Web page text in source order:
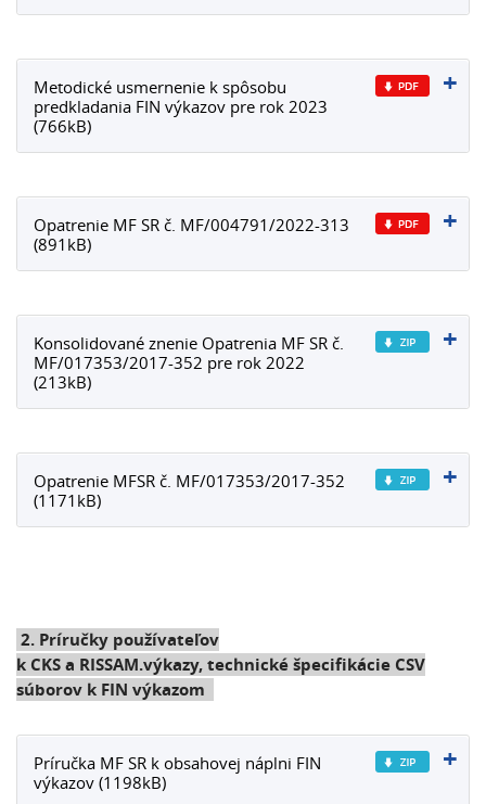
Metodické usmernenie k spôsobu
predkladania FIN výkazov pre rok 2023
(766kB)
Opatrenie MF SR č. MF/004791/2022-313
(891kB)
Konsolidované znenie Opatrenia MF SR č.
MF/017353/2017-352 pre rok 2022
(213kB)
Opatrenie MFSR č. MF/017353/2017-352
(1171kB)
2. Príručky používateľov
k CKS a RISSAM.výkazy, technické špecifikácie CSV
súborov k FIN výkazom
Príručka MF SR k obsahovej náplni FIN
výkazov (1198kB)